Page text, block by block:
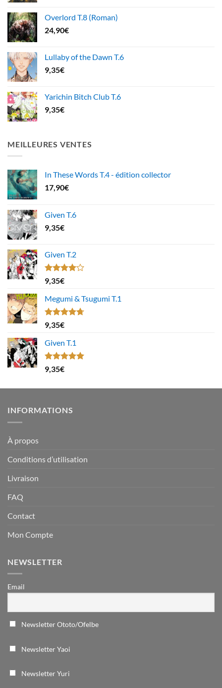
Overlord T.8 (Roman)
24,90€
Lullaby of the Dawn T.6
9,35€
Yarichin Bitch Club T.6
9,35€
MEILLEURES VENTES
In These Words T.4 - édition collector
17,90€
Given T.6
9,35€
Given T.2
Note
4.00
5
9,35€
Megumi & Tsugumi T.1
Note4.67
sur 5
9,35€
Given T.1
Note5.00
sur 5
9,35€
INFORMATIONS
À propos
Conditions d’utilisation
Livraison
FAQ
Contact
Mon Compte
NEWSLETTER
Email
Newsletter Ototo/Ofelbe
Newsletter Yaoi
Newsletter Yuri